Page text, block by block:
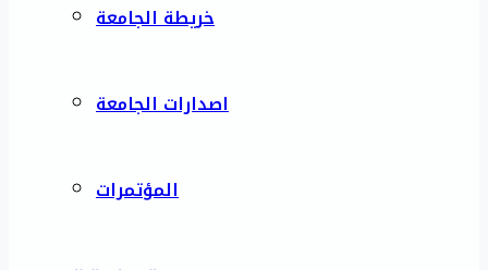
خريطة الجامعة
اصدارات الجامعة
المؤتمرات